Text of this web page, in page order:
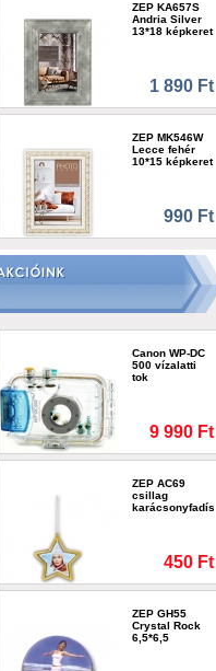
ZEP KA657S
Andria Silver
13*18 képkeret
1 890 Ft
ZEP MK546W
Lecce fehér
10*15 képkeret
990 Ft
Canon WP-DC
500 vízalatti
tok
9 990 Ft
ZEP AC69
csillag
karácsonyfadísz
450 Ft
ZEP GH55
Crystal Rock
6,5*6,5